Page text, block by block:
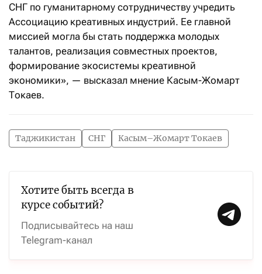
СНГ по гуманитарному сотрудничеству учредить
Ассоциацию креативных индустрий. Ее главной
миссией могла бы стать поддержка молодых
талантов, реализация совместных проектов,
формирование экосистемы креативной
экономики», — высказал мнение Касым-Жомарт
Токаев.
Таджикистан СНГ Касым–Жомарт Токаев
Хотите быть всегда в
курсе событий?
Подписывайтесь на наш
Telegram-канал